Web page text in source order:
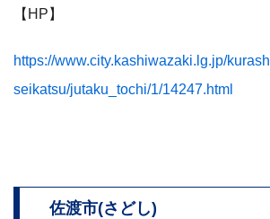
【HP】
https://www.city.kashiwazaki.lg.jp/
seikatsu/jutaku_tochi/1/14247.html
佐渡市(さどし)